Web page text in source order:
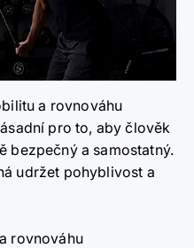
a rovnováhu
pro to, aby člověk
bezpečný a samostatný.
udržet pohyblivost a
rovnováhu